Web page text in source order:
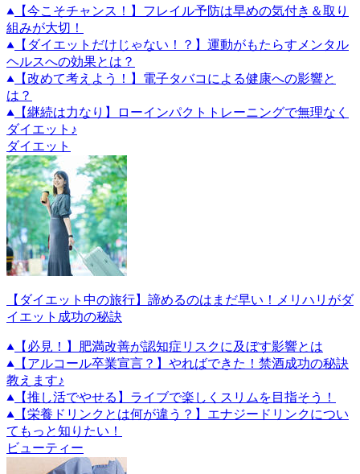
【今こそチャンス！】フレイル予防は早めの気付き＆取り
組みが大切！
【ダイエットだけじゃない！？】運動がもたらすメンタル
ヘルスへの効果とは？
【改めて考えよう！】電子タバコによる健康への影響と
は？
【継続は力なり】ローインパクトトレーニングで無理なく
ダイエット♪
ダイエット
【ダイエット中の旅行】諦めるのはまだ早い！メリハリがダ
イエット成功の秘訣
【必見！】肥満改善が認知症リスクに及ぼす影響とは
【アルコール卒業宣言？】やればできた！禁酒成功の秘訣
教えます♪
【推し活でやせる】ライブで楽しくスリムを目指そう！
【栄養ドリンクとは何が違う？】エナジードリンクについ
てもっと知りたい！
ビューティー